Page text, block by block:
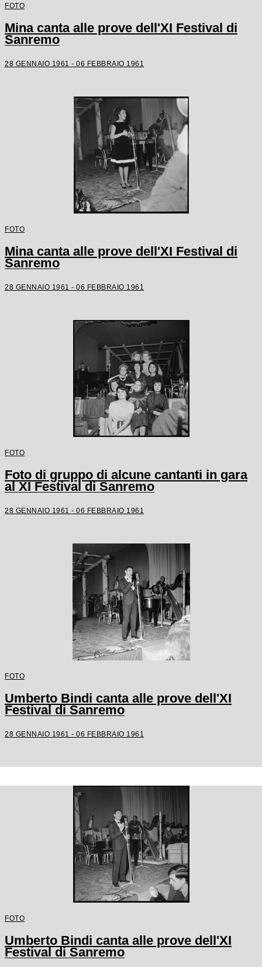
FOTO
Mina canta alle prove dell'XI Festival di
Sanremo
28 GENNAIO 1961 - 06 FEBBRAIO 1961
FOTO
Mina canta alle prove dell'XI Festival di
Sanremo
28 GENNAIO 1961 - 06 FEBBRAIO 1961
FOTO
Foto di gruppo di alcune cantanti in gara
al XI Festival di Sanremo
28 GENNAIO 1961 - 06 FEBBRAIO 1961
FOTO
Umberto Bindi canta alle prove dell'XI
Festival di Sanremo
28 GENNAIO 1961 - 06 FEBBRAIO 1961
FOTO
Umberto Bindi canta alle prove dell'XI
Festival di Sanremo